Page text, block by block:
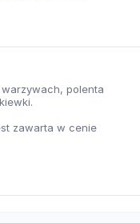
polenta
zawarta w cenie